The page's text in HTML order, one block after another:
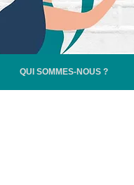
QUI SOMMES-NOUS ?